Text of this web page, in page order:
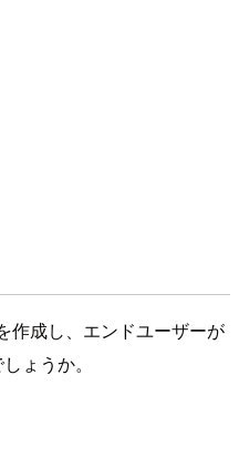
作成し、エンドユーザーが
ょうか。